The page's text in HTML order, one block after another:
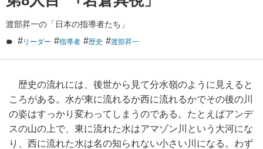
渡部昇一の「日本の指導者たち」
#リーダー #指導者 #歴史 #渡部昇一
歴史の流れには、後世から見て分水嶺のように見えると
ころがある。水が東に流れるか西に流れるかでその後の川
の姿はすっかり変わってしまうのである。たとえばアンデ
スの山の上で、東に流れた水はアマゾン川という大河にな
り、西に流れた水は名の知られない小さい川になる。わず